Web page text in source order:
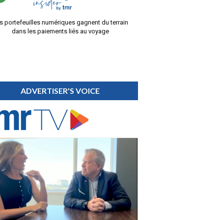
portefeuilles numériques gagnent du terrain
dans les paiements liés au voyage
ADVERTISER'S VOICE